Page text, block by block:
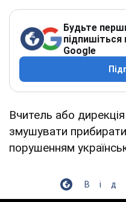
Будьте
підпишіться
Google
Вчитель або
змушувати прибирати
порушенням